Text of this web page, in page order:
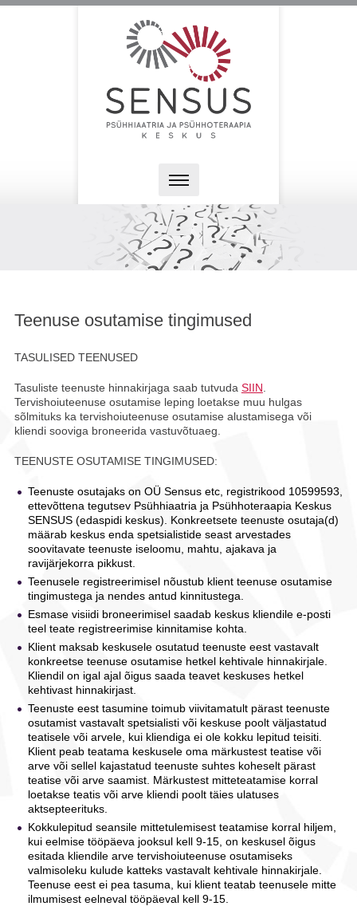
Teenuse osutamise tingimused
TASULISED TEENUSED
Tasuliste teenuste hinnakirjaga saab tutvuda SIIN
Tervishoiuteenuse osutamise leping loetakse muu hulgas
sõlmituks ka tervishoiuteenuse osutamise alustamisega või
kliendi sooviga broneerida vastuvõtuaeg.
TEENUSTE OSUTAMISE TINGIMUSED:
Teenuste osutajaks on OÜ Sensus etc, registrikood 10599593,
ettevõttena tegutsev Psühhiaatria ja Psühhoteraapia Keskus
SENSUS (edaspidi keskus). Konkreetsete teenuste osutaja(d)
määrab keskus enda spetsialistide seast arvestades
soovitavate teenuste iseloomu, mahtu, ajakava ja
ravijärjekorra pikkust.
Teenusele registreerimisel nõustub klient teenuse osutamise
tingimustega ja nendes antud kinnitustega.
Esmase visiidi broneerimisel saadab keskus kliendile e-posti
teel teate registreerimise kinnitamise kohta.
Klient maksab keskusele osutatud teenuste eest vastavalt
konkreetse teenuse osutamise hetkel kehtivale hinnakirjale.
Kliendil on igal ajal õigus saada teavet keskuses hetkel
kehtivast hinnakirjast.
Teenuste eest tasumine toimub viivitamatult pärast teenuste
osutamist vastavalt spetsialisti või keskuse poolt väljastatud
teatisele või arvele, kui kliendiga ei ole kokku lepitud teisiti.
Klient peab teatama keskusele oma märkustest teatise või
arve või sellel kajastatud teenuste suhtes koheselt pärast
teatise või arve saamist. Märkustest mitteteatamise korral
loetakse teatis või arve kliendi poolt täies ulatuses
aktsepteerituks.
Kokkulepitud seansile mittetulemisest teatamise korral hiljem,
kui eelmise tööpäeva jooksul kell 9-15, on keskusel õigus
esitada kliendile arve tervishoiuteenuse osutamiseks
valmisoleku kulude katteks vastavalt kehtivale hinnakirjale.
Teenuse eest ei pea tasuma, kui klient teatab teenusele mitte
ilmumisest eelneval tööpäeval kell 9-15.